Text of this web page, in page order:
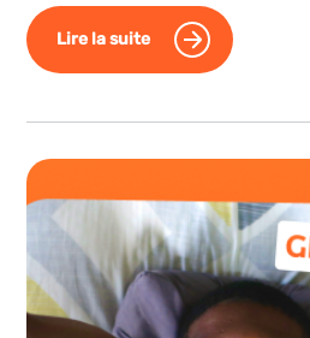
Lire la suite